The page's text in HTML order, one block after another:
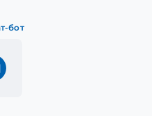
бот